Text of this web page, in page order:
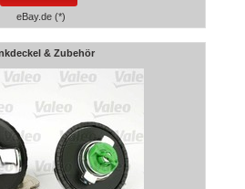
eBay.de (*)
& Zubehör